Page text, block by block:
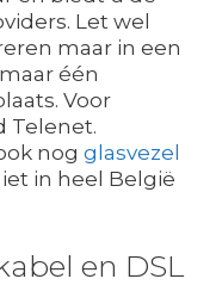
Let wel
maar in een
één
Voor
Telenet.
nog glasvezel
in heel België
en DSL